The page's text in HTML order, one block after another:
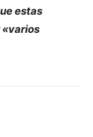
estas
«varios